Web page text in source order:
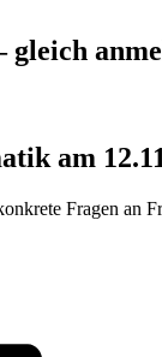
am
Fragen an